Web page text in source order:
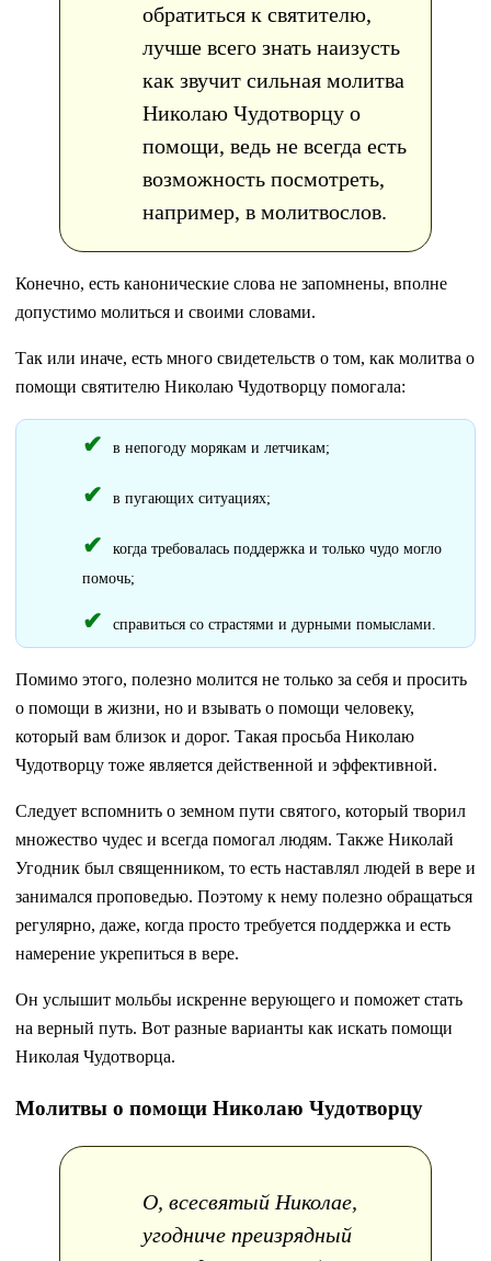
обратиться к святителю,
лучше всего знать наизусть
как звучит сильная молитва
Николаю Чудотворцу о
помощи, ведь не всегда есть
возможность посмотреть,
например, в молитвослов.
Конечно, есть канонические слова не запомнены, вполне
допустимо молиться и своими словами.
Так или иначе, есть много свидетельств о том, как молитва о
помощи святителю Николаю Чудотворцу помогала:
в непогоду морякам и летчикам;
в пугающих ситуациях;
когда требовалась поддержка и только чудо могло
помочь;
справиться со страстями и дурными помыслами.
Помимо этого, полезно молится не только за себя и просить
о помощи в жизни, но и взывать о помощи человеку,
который вам близок и дорог. Такая просьба Николаю
Чудотворцу тоже является действенной и эффективной.
Следует вспомнить о земном пути святого, который творил
множество чудес и всегда помогал людям. Также Николай
Угодник был священником, то есть наставлял людей в вере и
занимался проповедью. Поэтому к нему полезно обращаться
регулярно, даже, когда просто требуется поддержка и есть
намерение укрепиться в вере.
Он услышит мольбы искренне верующего и поможет стать
на верный путь. Вот разные варианты как искать помощи
Николая Чудотворца.
Молитвы о помощи Николаю Чудотворцу
О, всесвятый Николае,
угодниче преизрядный